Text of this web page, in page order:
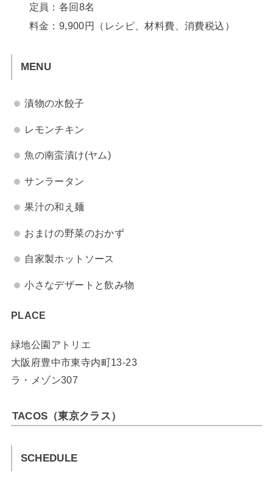
定員：各回8名
料金：9,900円（レシピ、材料費、消費税込）
MENU
漬物の水餃子
レモンチキン
魚の南蛮漬け(ヤム)
サンラータン
果汁の和え麺
おまけの野菜のおかず
自家製ホットソース
小さなデザートと飲み物
PLACE
緑地公園アトリエ
大阪府豊中市東寺内町13-23
ラ・メゾン307
TACOS（東京クラス）
SCHEDULE